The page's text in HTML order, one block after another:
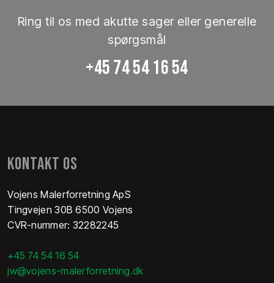
Ring til os med akutte sager eller generelle
spørgsmål
+45 74 54 16 54
​KONTAKT OS
Vojens Malerforretning ApS
Tingvejen 30B 6500 Vojens
CVR-nummer: 32282245
+45 74 54 16 54
jw@vojens-malerforretning.dk